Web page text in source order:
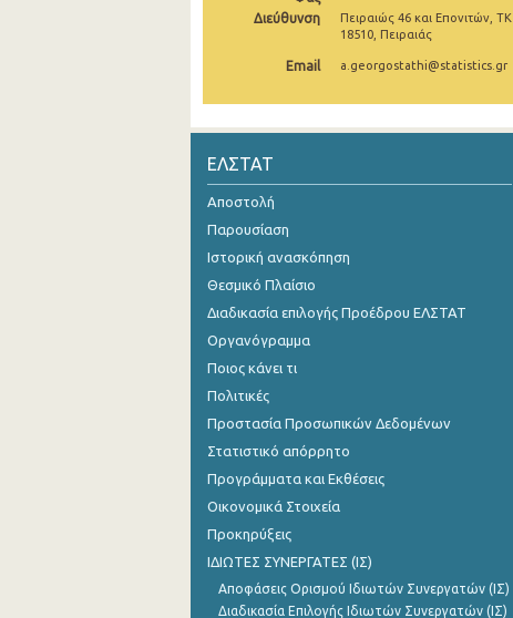
1993
Διεύθυνση
Πειραιώς 46 και Επονιτών, ΤΚ
18510, Πειραιάς
Email a.georgostathi@statistics.gr
ΕΛΣΤΑΤ
Αποστολή
Παρουσίαση
Ιστορική ανασκόπηση
Θεσμικό Πλαίσιο
Διαδικασία επιλογής Προέδρου ΕΛΣΤΑΤ
Οργανόγραμμα
Ποιος κάνει τι
Πολιτικές
Προστασία Προσωπικών Δεδομένων
Στατιστικό απόρρητο
Προγράμματα και Εκθέσεις
Οικονομικά Στοιχεία
Προκηρύξεις
ΙΔΙΩΤΕΣ ΣΥΝΕΡΓΑΤΕΣ (ΙΣ)
Αποφάσεις Ορισμού Ιδιωτών Συνεργατών (ΙΣ)
Διαδικασία Επιλογής Ιδιωτών Συνεργατών (ΙΣ)